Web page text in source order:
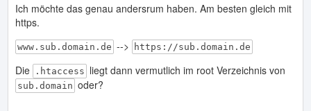
Ich möchte das genau andersrum haben. Am besten gleich mit
https.
www.sub.domain.de --> https://sub.domain.de
Die .htaccess liegt dann vermutlich im root Verzeichnis von
sub.domain oder?